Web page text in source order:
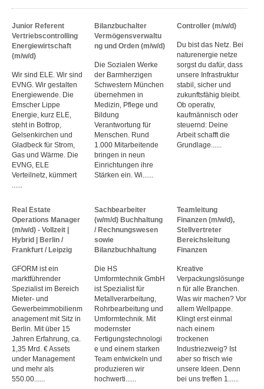
Junior Referent
Vertriebscontrolling
Energiewirtschaft
(m/w/d)
Wir sind ELE. Wir sind
EVNG. Wir gestalten
Energiewende. Die
Emscher Lippe
Energie, kurz ELE,
steht in Bottrop,
Gelsenkirchen und
Gladbeck für Strom,
Gas und Wärme. Die
EVNG, ELE
Verteilnetz, kümmert
Bilanzbuchalter
Vermögensverwaltu
ng und Orden (m/w/d)
Die Sozialen Werke
der Barmherzigen
Schwestern München
übernehmen in
Medizin, Pflege und
Bildung
Verantwortung für
Menschen. Rund
1.000 Mitarbeitende
bringen in neun
Einrichtungen ihre
Stärken ein. Wi......
Controller (m/w/d)
Du bist das Netz. Bei
naturenergie netze
sorgst du dafür, dass
unsere Infrastruktur
stabil, sicher und
zukunftsfähig bleibt.
Ob operativ,
kaufmännisch oder
steuernd: Deine
Arbeit schafft die
Grundlage......
Real Estate
Operations Manager
(m/w/d) - Vollzeit |
Hybrid | Berlin /
Frankfurt / Leipzig
GFORM ist ein
marktführender
Spezialist im Bereich
Mieter- und
Gewerbeimmobilienm
anagement mit Sitz in
Berlin. Mit über 15
Jahren Erfahrung, ca.
1,35 Mrd. € Assets
under Management
und mehr als
550.00......
Sachbearbeiter
(w/m/d) Buchhaltung
/ Rechnungswesen
sowie
Bilanzbuchhaltung
Die HS
Umformtechnik GmbH
ist Spezialist für
Metallverarbeitung,
Rohrbearbeitung und
Umformtechnik. Mit
modernster
Fertigungstechnologi
e und einem starken
Team entwickeln und
produzieren wir
hochwerti......
Teamleitung
Finanzen (m/w/d),
Stellvertreter
Bereichsleitung
Finanzen
Kreative
Verpackungslösunge
n für alle Branchen.
Was wir machen? Vor
allem Wellpappe.
Klingt erst einmal
nach einem
trockenen
Industriezweig? Ist
aber so frisch wie
unsere Ideen. Denn
bei uns treffen 1......